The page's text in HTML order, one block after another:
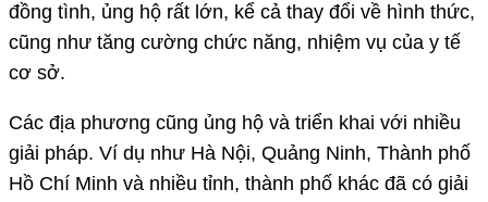
đồng tình, ủng hộ rất lớn, kể cả thay đổi về hình thức,
cũng như tăng cường chức năng, nhiệm vụ của y tế
cơ sở.
Các địa phương cũng ủng hộ và triển khai với nhiều
giải pháp. Ví dụ như Hà Nội, Quảng Ninh, Thành phố
Hồ Chí Minh và nhiều tỉnh, thành phố khác đã có giải